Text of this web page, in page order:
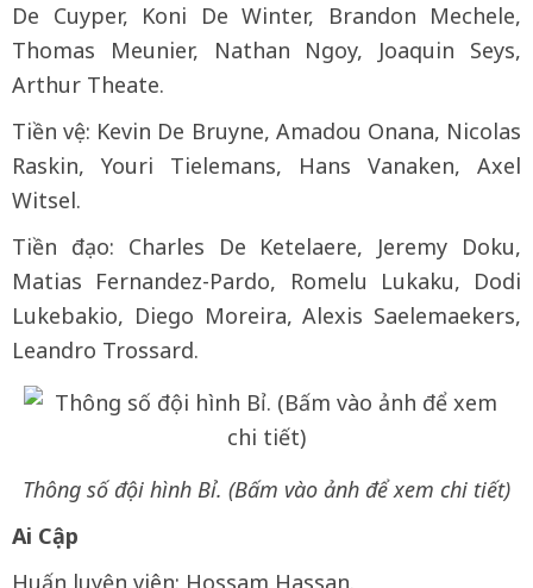
De Cuyper, Koni De Winter, Brandon Mechele,
⁠Thomas Meunier, Nathan Ngoy, Joaquin Seys,
Arthur Theate.
Tiền vệ: Kevin De Bruyne, Amadou Onana, Nicolas
Raskin, Youri Tielemans, Hans Vanaken, Axel
Witsel.
Tiền đạo: Charles De ‌Ketelaere, Jeremy Doku,
Matias Fernandez-Pardo, Romelu ​Lukaku, Dodi
Lukebakio, Diego Moreira, Alexis Saelemaekers,
Leandro Trossard.
Thông số đội hình Bỉ. (Bấm vào ảnh để xem chi tiết)
Ai Cập
Huấn luyện viên: Hossam Hassan.